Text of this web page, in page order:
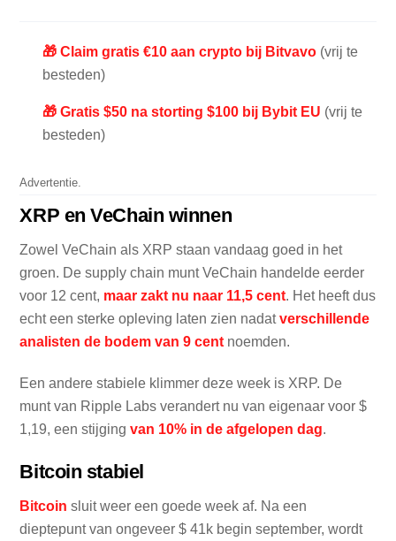
🎁 Claim gratis €10 aan crypto bij Bitvavo (vrij te
besteden)
🎁 Gratis $50 na storting $100 bij Bybit EU (vrij te
besteden)
Advertentie.
XRP en VeChain winnen
Zowel VeChain als XRP staan ​​vandaag goed in het
groen. De supply chain munt VeChain handelde eerder
voor 12 cent, maar zakt nu naar 11,5 cent. Het heeft dus
echt een sterke opleving laten zien nadatverschillende
analisten de bodem van 9 cent noemden.
Een andere stabiele klimmer deze week is XRP. De
munt van Ripple Labs verandert nu van eigenaar voor $
1,19, een stijgingvan 10% in de afgelopen dag.
Bitcoin stabiel
Bitcoin sluit weer een goede week af. Na een
dieptepunt van ongeveer $ 41k begin september, wordt